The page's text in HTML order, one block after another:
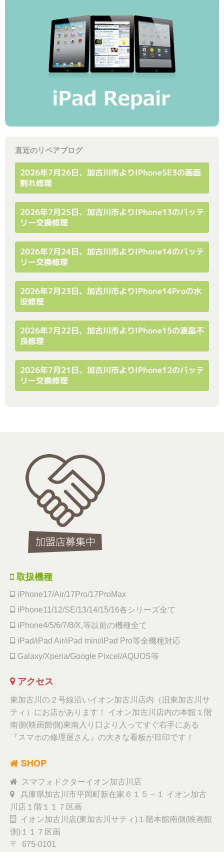
直近のリペアブログ
2026年7月26日、加古川市よりiPhoneSE3の画面
割れ修理
2026年7月25日、加古川市よりiPhone13のバッテ
リー交換修理
2026年7月24日、加古川市よりiPhone14のバッテ
リー交換修理
2026年7月23日、加古川市よりiPhone14Proの水
没修理
2026年7月22日、加古川市よりiPhone15の液晶不
良修理
2026年7月21日、加古川市よりiPhone12のバッテ
リー交換修理
取扱機種
iPhone17/Air/17Pro/17ProMax
iPhone11/12/SE/13/14/15/16各シリーズ全て
iPhone4/5/6/7/8/X,等以前の機種全て
iPad/iPad Air/iPad mini/iPad Pro等全機種対応
Galaxy/Xperia/Google Pixcel/AQUOS等
アクセス
東加古川の２号線沿いイオン加古川店内（旧東加古川サ
ティ）にお店があります！ イオン加古川店内の本館１階
南側(映画館側)東南入り口より入ってすぐ右手にある
『スマホの修理屋さん』の大きな看板が目印です！
SHOP
スマフォドクターイオン加古川店
兵庫県加古川市平岡町新在家６１５－１ イオン加古
川店１階１１７区画
イオン加古川店(東加古川サティ)１階本館南側(映画館
側)１１７区画
〒 675-0101